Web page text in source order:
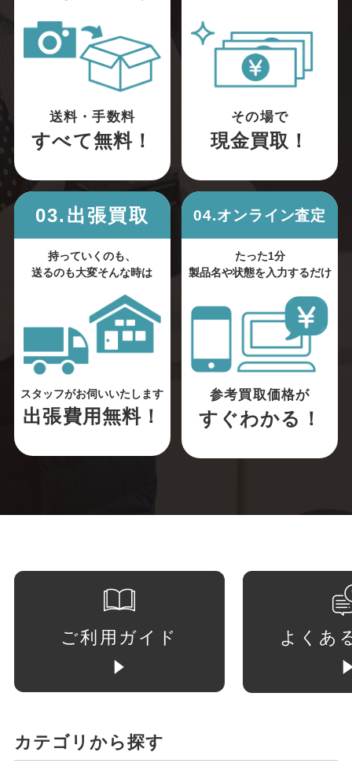
送料・手数料
すべて無料！
その場で
現金買取！
03.出張買取
持っていくのも、
送るのも大変そんな時は
スタッフがお伺いいたします
出張費用無料！
04.オンライン査定
たった1分
製品名や状態を入力するだけ
参考買取価格が
すぐわかる！
ご利用ガイド よくあ
カテゴリから探す